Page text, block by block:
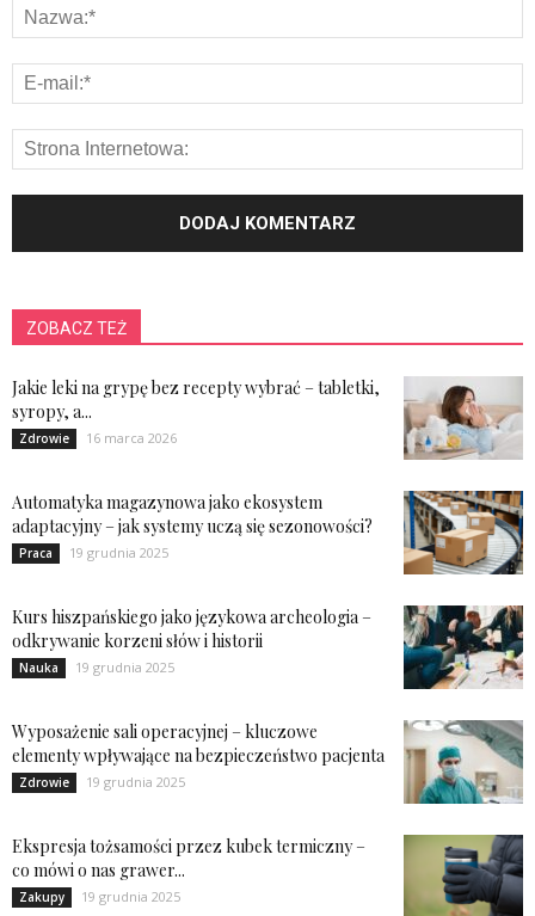
ZOBACZ TEŻ
Jakie leki na grypę bez recepty wybrać – tabletki,
syropy, a...
Zdrowie 16 marca 2026
Automatyka magazynowa jako ekosystem
adaptacyjny – jak systemy uczą się sezonowości?
Praca 19 grudnia 2025
Kurs hiszpańskiego jako językowa archeologia –
odkrywanie korzeni słów i historii
Nauka 19 grudnia 2025
Wyposażenie sali operacyjnej – kluczowe
elementy wpływające na bezpieczeństwo pacjenta
Zdrowie 19 grudnia 2025
Ekspresja tożsamości przez kubek termiczny –
co mówi o nas grawer...
Zakupy 19 grudnia 2025